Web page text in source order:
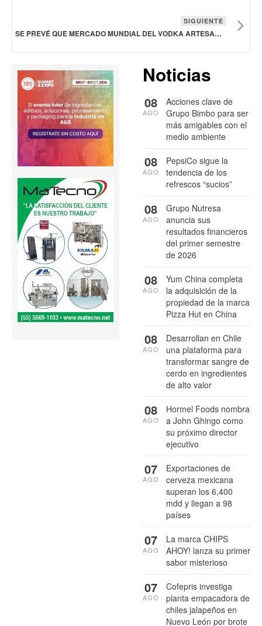
SIGUIENTE
SE PREVÉ QUE MERCADO MUNDIAL DEL VODKA ARTESANAL CREZCA A 755 MDD A 2028
Noticias
Acciones clave de
Grupo Bimbo para ser
más amigables con el
medio ambiente
08
AGO
PepsiCo sigue la
tendencia de los
refrescos “sucios”
08
AGO
Grupo Nutresa
anuncia sus
resultados financieros
del primer semestre
de 2026
08
AGO
Yum China completa
la adquisición de la
propiedad de la marca
Pizza Hut en China
08
AGO
Desarrollan en Chile
una plataforma para
transformar sangre de
cerdo en ingredientes
de alto valor
08
AGO
Hormel Foods nombra
a John Ghingo como
su próximo director
ejecutivo
08
AGO
Exportaciones de
cerveza mexicana
superan los 6,400
mdd y llegan a 98
países
07
AGO
La marca CHIPS
AHOY! lanza su primer
sabor misterioso
07
AGO
Cofepris investiga
planta empacadora de
chiles jalapeños en
Nuevo León por brote
07
AGO